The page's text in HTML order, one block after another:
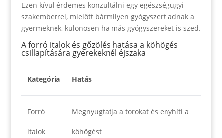
Ezen kívül érdemes konzultálni egy egészségügyi
szakemberrel, mielőtt bármilyen gyógyszert adnak a
gyermeknek, különösen ha más gyógyszereket is szed.
A forró italok és gőzölés hatása a köhögés
csillapítására gyerekeknél éjszaka
Kategória Hatás
Forró
italok
Megnyugtatja a torokat és enyhíti a
köhögést